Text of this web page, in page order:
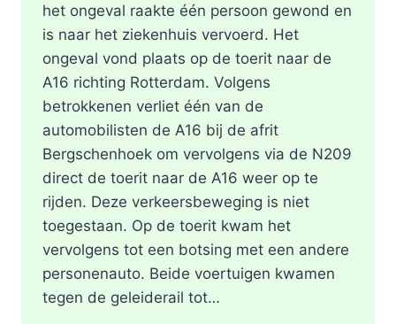
het ongeval raakte één persoon gewond en
is naar het ziekenhuis vervoerd. Het
ongeval vond plaats op de toerit naar de
A16 richting Rotterdam. Volgens
betrokkenen verliet één van de
automobilisten de A16 bij de afrit
Bergschenhoek om vervolgens via de N209
direct de toerit naar de A16 weer op te
rijden. Deze verkeersbeweging is niet
toegestaan. Op de toerit kwam het
vervolgens tot een botsing met een andere
personenauto. Beide voertuigen kwamen
tegen de geleiderail tot…